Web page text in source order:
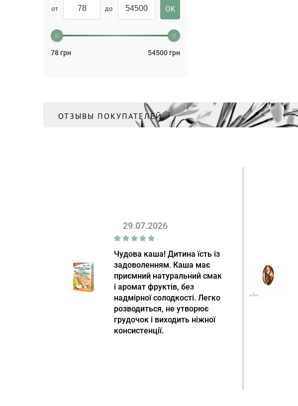
от до
78 грн 54500 грн
ОТЗЫВЫ ПОКУПАТЕЛЕЙ
29.07.2026
Чудова каша! Дитина їсть із
задоволенням. Каша має
приємний натуральний смак
і аромат фруктів, без
надмірної солодкості. Легко
розводиться, не утворює
грудочок і виходить ніжної
консистенції.